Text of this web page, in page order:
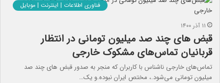
فناوری اطلاعات | اینترنت | موبایل
۱۱ آذر ۱۴۰۰
قبض های چند صد میلیون تومانی در انتظار
قربانیان تماس‌های مشکوک خارجی
تماس‌های خارجی ناشناس با کاربران که منجر به صدور قبض های چند صد
میلیون تومانی می‌شود.، مختص ایران نبوده.و یک…